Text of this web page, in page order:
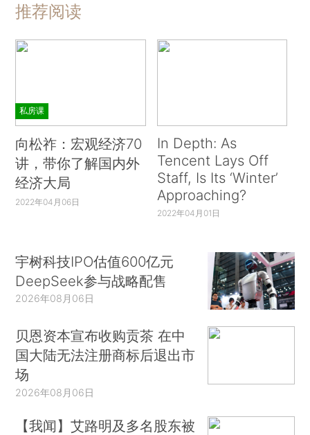
推荐阅读
私房课
向松祚：宏观经济70
讲，带你了解国内外
经济大局
2022年04月06日
In Depth: As
Tencent Lays Off
Staff, Is Its ‘Winter’
Approaching?
2022年04月01日
宇树科技IPO估值600亿元
DeepSeek参与战略配售
2026年08月06日
贝恩资本宣布收购贡茶 在中
国大陆无法注册商标后退出市
场
2026年08月06日
【我闻】艾路明及多名股东被